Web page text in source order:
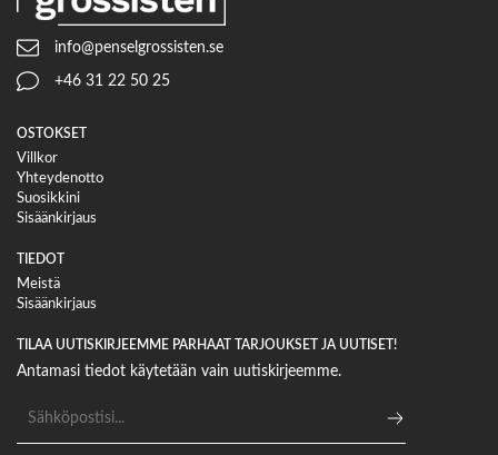
info@penselgrossisten.se
+46 31 22 50 25
OSTOKSET
Villkor
Yhteydenotto
Suosikkini
Sisäänkirjaus
TIEDOT
Meistä
Sisäänkirjaus
TILAA UUTISKIRJEEMME PARHAAT TARJOUKSET JA UUTISET!
Antamasi tiedot käytetään vain uutiskirjeemme.